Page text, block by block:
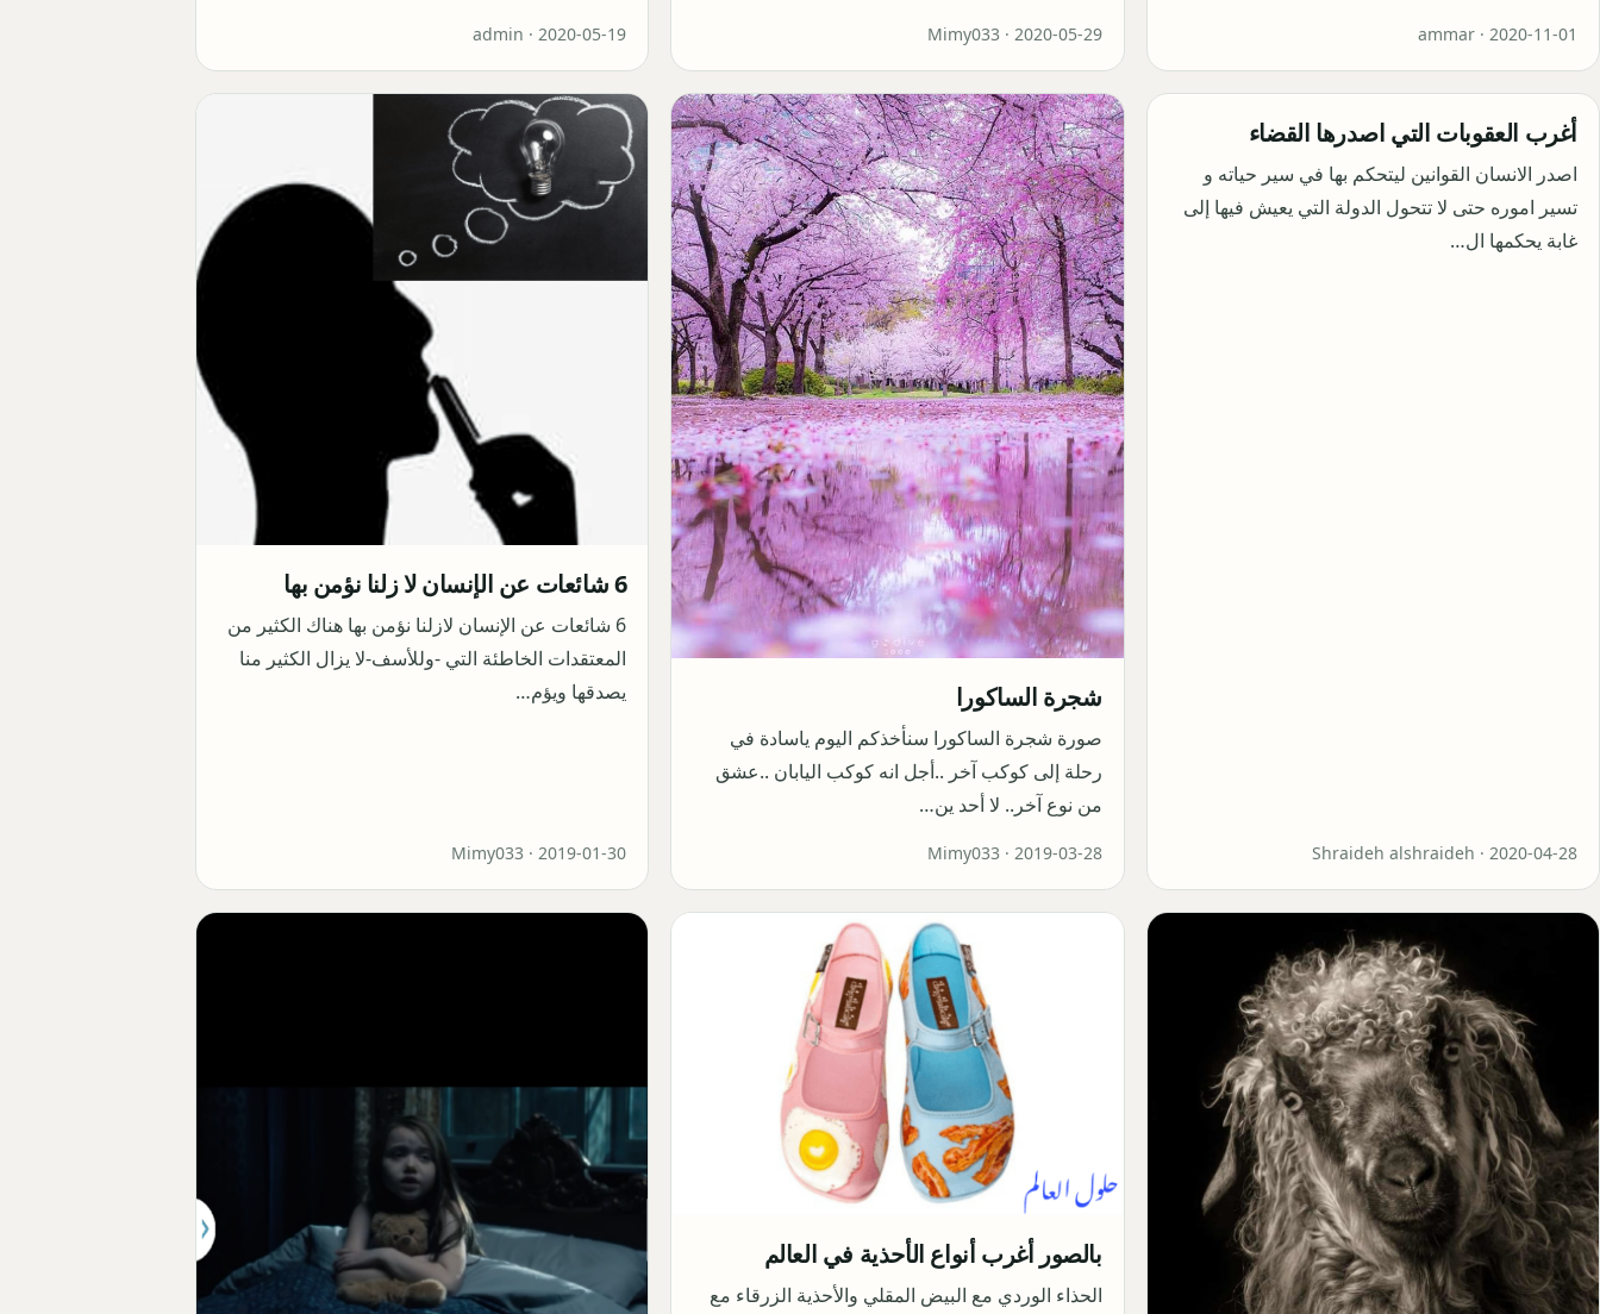
ammar · 2020-11-01
Mimy033 · 2020-05-29
admin · 2020-05-19
أغرب العقوبات التي اصدرها القضاء
اصدر الانسان القوانين ليتحكم بها في سير حياته و
تسير اموره حتى لا تتحول الدولة التي يعيش فيها إلى
غابة يحكمها ال…
Shraideh alshraideh · 2020-04-28
شجرة الساكورا
صورة شجرة الساكورا سنأخذكم اليوم ياسادة في
رحلة إلى كوكب آخر ..أجل انه كوكب اليابان ..عشق
من نوع آخر.. لا أحد ين…
Mimy033 · 2019-03-28
6 شائعات عن الإنسان لا زلنا نؤمن بها
6 شائعات عن الإنسان لازلنا نؤمن بها هناك الكثير من
المعتقدات الخاطئة التي -وللأسف-لا يزال الكثير منا
يصدقها ويؤم…
Mimy033 ·2019-01-30
بالصور أغرب أنواع الأحذية في العالم
الحذاء الوردي مع البيض المقلي والأحذية الزرقاء مع